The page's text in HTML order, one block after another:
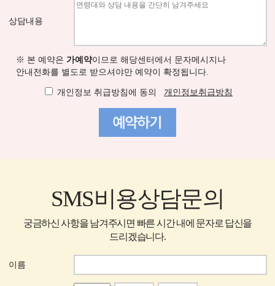
상담내용
※ 본 예약은 가예약이므로 해당센터에서 문자메시지나
안내전화를 별도로 받으셔야만 예약이 확정됩니다.
개인정보 취급방침에 동의 개인정보취급방침
SMS비용상담문의
궁금하신 사항을 남겨주시면 빠른 시간 내에 문자로 답신을
드리겠습니다.
이름